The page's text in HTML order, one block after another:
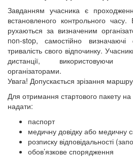
Завданням учасника є
встановленого контрольного
рухаються за визначеним
non-stop, самостійно
тривалість свого відпочинку.
дистанції, використовуючи
організаторами.
Увага! Допускається зрізання
Для отримання стартового пакету на
надати:
паспорт
медичну довідку або медичну
розписку відповідальності
обов’язкове спорядження